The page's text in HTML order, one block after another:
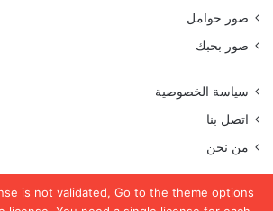
is not validated, Go to the theme options
صور حوامل
صور بحبك
سياسة الخصوصية
اتصل بنا
من نحن